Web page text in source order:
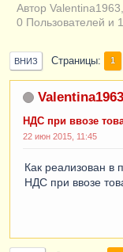
Автор
0 Пользователей и
ВНИЗ Страницы 1
Valentina1963
НДС при ввозе
22 июн 2015, 11:45
Как реализован в
НДС при ввозе